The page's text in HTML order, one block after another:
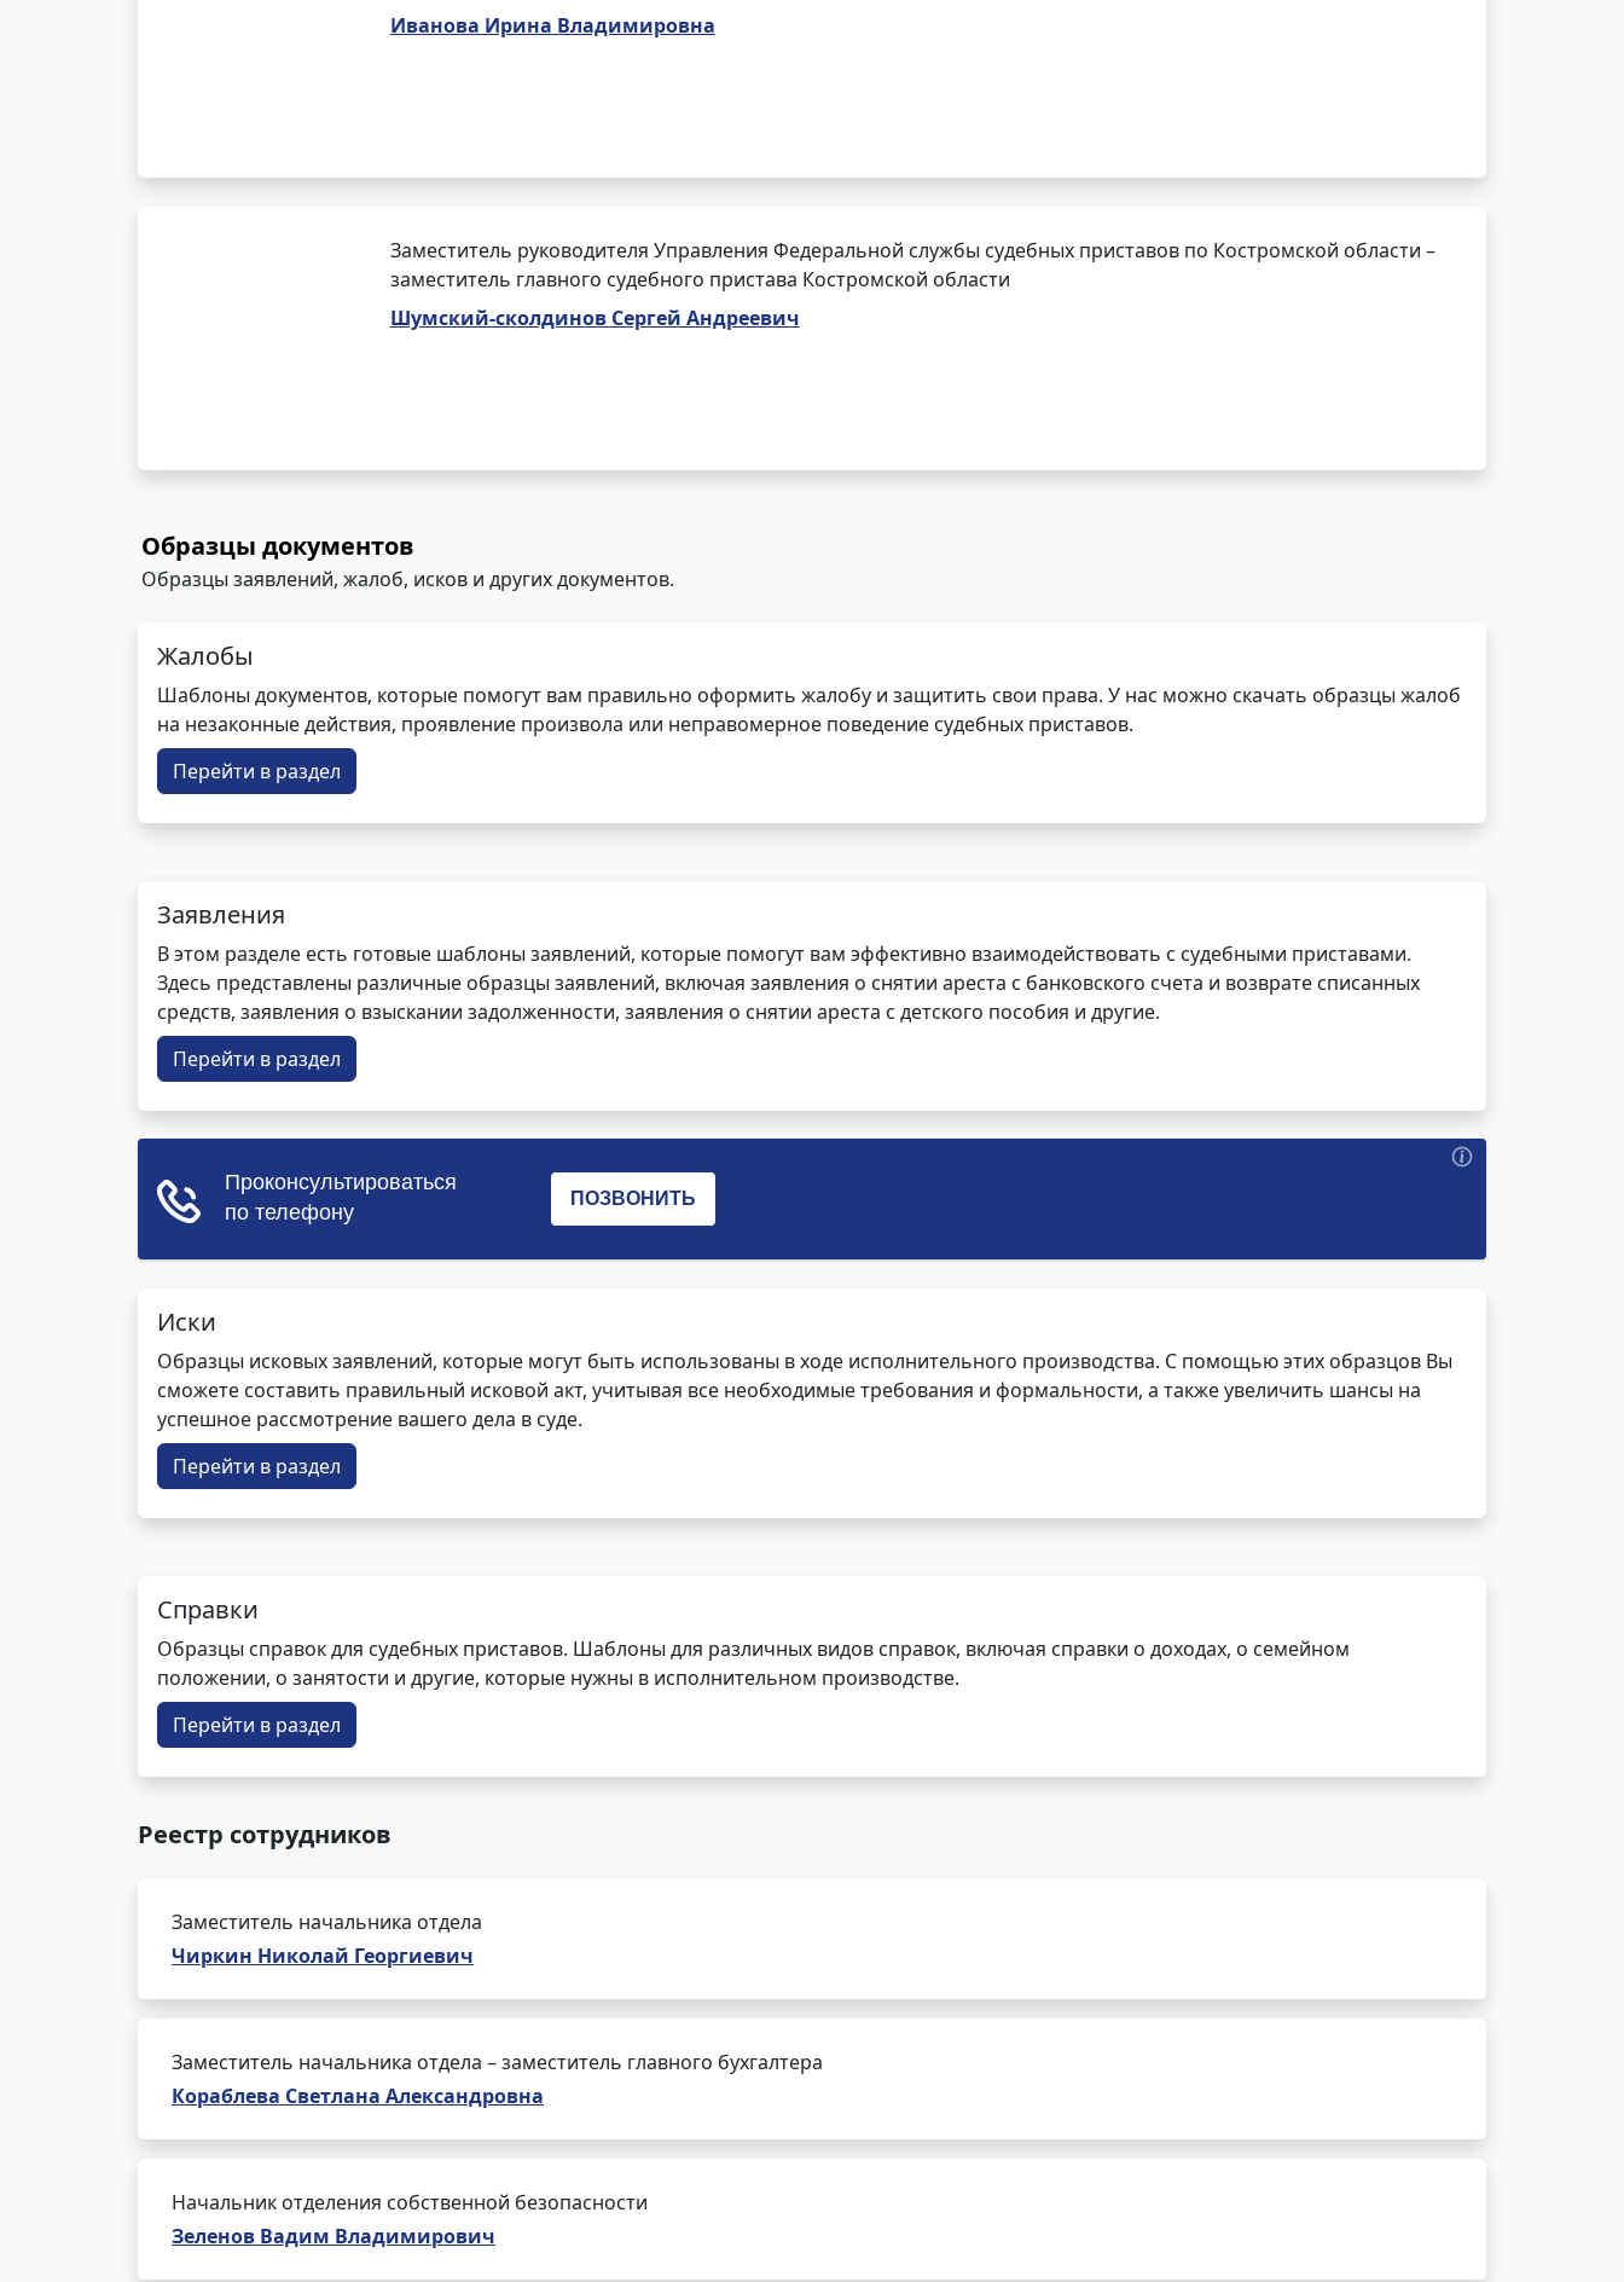
Иванова Ирина Владимировна
Заместитель руководителя Управления Федеральной службы судебных приставов по Костромской области –
заместитель главного судебного пристава Костромской области
Шумский-сколдинов Сергей Андреевич
Образцы документов
Образцы заявлений, жалоб, исков и других документов.
Жалобы
Шаблоны документов, которые помогут вам правильно оформить жалобу и защитить свои права. У нас можно скачать образцы жалоб
на незаконные действия, проявление произвола или неправомерное поведение судебных приставов.
Перейти в раздел
Заявления
В этом разделе есть готовые шаблоны заявлений, которые помогут вам эффективно взаимодействовать с судебными приставами.
Здесь представлены различные образцы заявлений, включая заявления о снятии ареста с банковского счета и возврате списанных
средств, заявления о взыскании задолженности, заявления о снятии ареста с детского пособия и другие.
Перейти в раздел
Иски
Образцы исковых заявлений, которые могут быть использованы в ходе исполнительного производства. С помощью этих образцов Вы
сможете составить правильный исковой акт, учитывая все необходимые требования и формальности, а также увеличить шансы на
успешное рассмотрение вашего дела в суде.
Перейти в раздел
Справки
Образцы справок для судебных приставов. Шаблоны для различных видов справок, включая справки о доходах, о семейном
положении, о занятости и другие, которые нужны в исполнительном производстве.
Перейти в раздел
Реестр сотрудников
Заместитель начальника отдела
Чиркин Николай Георгиевич
Заместитель начальника отдела – заместитель главного бухгалтера
Кораблева Светлана Александровна
Начальник отделения собственной безопасности
Зеленов Вадим Владимирович